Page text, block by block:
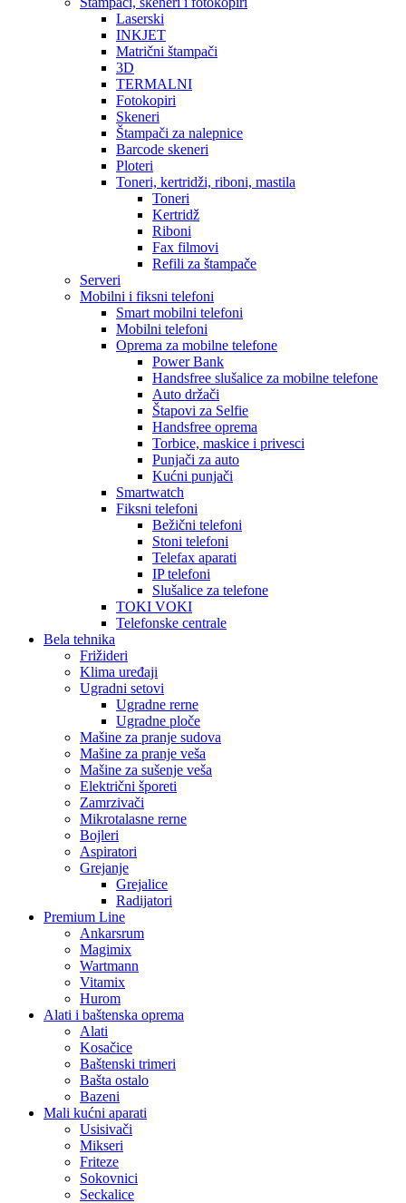
Laserski
INKJET
Matrični štampači
3D
TERMALNI
Fotokopiri
Skeneri
Štampači za nalepnice
Barcode skeneri
Ploteri
Toneri, kertridži, riboni, mastila
Toneri
Kertridž
Riboni
Fax filmovi
Refili za štampače
Serveri
Mobilni i fiksni telefoni
Smart mobilni telefoni
Mobilni telefoni
Oprema za mobilne telefone
Power Bank
Handsfree slušalice za mobilne telefone
Auto držači
Štapovi za Selfie
Handsfree oprema
Torbice, maskice i privesci
Punjači za auto
Kućni punjači
Smartwatch
Fiksni telefoni
Bežični telefoni
Stoni telefoni
Telefax aparati
IP telefoni
Slušalice za telefone
TOKI VOKI
Telefonske centrale
Bela tehnika
Frižideri
Klima uređaji
Ugradni setovi
Ugradne rerne
Ugradne ploče
Mašine za pranje sudova
Mašine za pranje veša
Mašine za sušenje veša
Električni šporeti
Zamrzivači
Mikrotalasne rerne
Bojleri
Aspiratori
Grejanje
Grejalice
Radijatori
Premium Line
Ankarsrum
Magimix
Wartmann
Vitamix
Hurom
Alati i baštenska oprema
Alati
Kosačice
Baštenski trimeri
Bašta ostalo
Bazeni
Mali kućni aparati
Usisivači
Mikseri
Friteze
Sokovnici
Seckalice